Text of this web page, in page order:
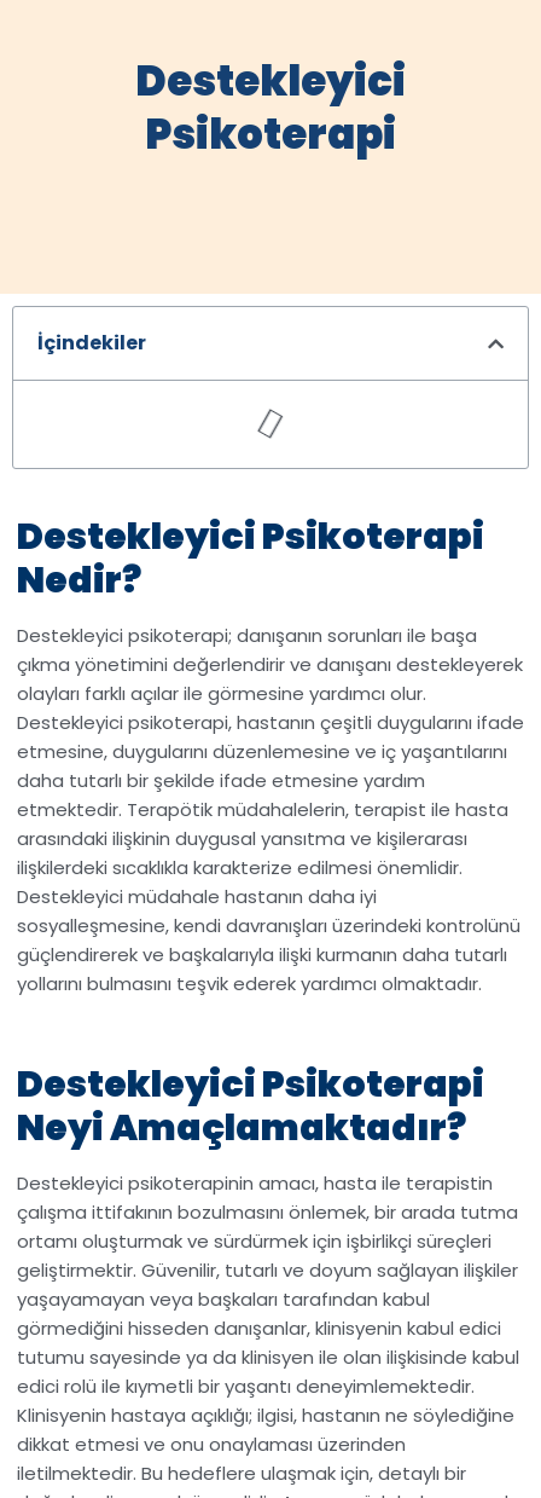
Destekleyici
Psikoterapi
İçindekiler
Destekleyici Psikoterapi
Nedir?
Destekleyici psikoterapi; danışanın sorunları ile başa
çıkma yönetimini değerlendirir ve danışanı destekleyerek
olayları farklı açılar ile görmesine yardımcı olur.
Destekleyici psikoterapi, hastanın çeşitli duygularını ifade
etmesine, duygularını düzenlemesine ve iç yaşantılarını
daha tutarlı bir şekilde ifade etmesine yardım
etmektedir. Terapötik müdahalelerin, terapist ile hasta
arasındaki ilişkinin duygusal yansıtma ve kişilerarası
ilişkilerdeki sıcaklıkla karakterize edilmesi önemlidir.
Destekleyici müdahale hastanın daha iyi
sosyalleşmesine, kendi davranışları üzerindeki kontrolünü
güçlendirerek ve başkalarıyla ilişki kurmanın daha tutarlı
yollarını bulmasını teşvik ederek yardımcı olmaktadır.
Destekleyici Psikoterapi
Neyi Amaçlamaktadır?
Destekleyici psikoterapinin amacı, hasta ile terapistin
çalışma ittifakının bozulmasını önlemek, bir arada tutma
ortamı oluşturmak ve sürdürmek için işbirlikçi süreçleri
geliştirmektir. Güvenilir, tutarlı ve doyum sağlayan ilişkiler
yaşayamayan veya başkaları tarafından kabul
görmediğini hisseden danışanlar, klinisyenin kabul edici
tutumu sayesinde ya da klinisyen ile olan ilişkisinde kabul
edici rolü ile kıymetli bir yaşantı deneyimlemektedir.
Klinisyenin hastaya açıklığı; ilgisi, hastanın ne söylediğine
dikkat etmesi ve onu onaylaması üzerinden
iletilmektedir. Bu hedeflere ulaşmak için, detaylı bir